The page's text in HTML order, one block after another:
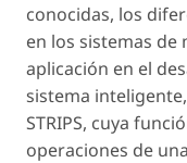
conocidas, los
en los sistemas
aplicación en el
sistema
STRIPS, cuya
operaciones de